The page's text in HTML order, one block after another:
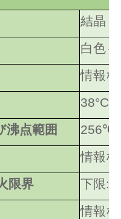
結晶
白色
情報
38°C(
沸点範囲
256℃
情報
限界
下限:
情報